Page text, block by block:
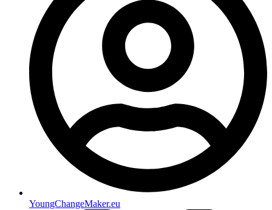
YoungChangeMaker.eu